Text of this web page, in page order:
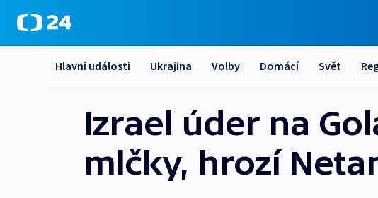
Hlavní události Ukrajina Volby Domácí Svět
Izrael úder na
mlčky, hrozí